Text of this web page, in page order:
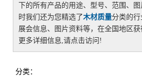
下的所有产品的用途、型号、范围、
时我们还为您精选了木材质量分类的行
展会信息、图片资料等，在全国地区
更多详细信息,请点击访问!
分类：